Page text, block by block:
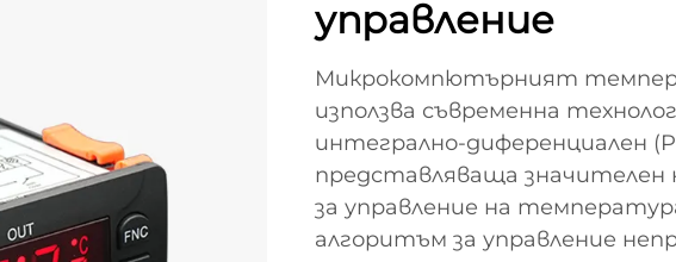
управление
Микрокомпютърният
използва съвременна
интегрално-диференциален
представляваща
за управление на
алгоритъм за управление